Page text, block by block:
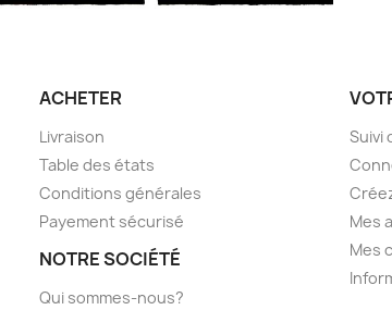
ACHETER
Livraison
Table des états
Conditions générales
Payement sécurisé
NOTRE SOCIÉTÉ
Qui sommes-nous?
Suivi
Mes
Mes